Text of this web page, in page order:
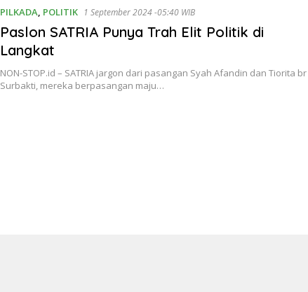
PILKADA, POLITIK 1 September 2024 -05:40 WIB
Paslon SATRIA Punya Trah Elit Politik di
Langkat
NON-STOP.id – SATRIA jargon dari pasangan Syah Afandin dan Tiorita br
Surbakti, mereka berpasangan maju…